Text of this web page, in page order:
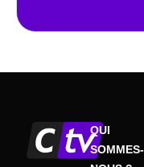
QUI
SOMMES-